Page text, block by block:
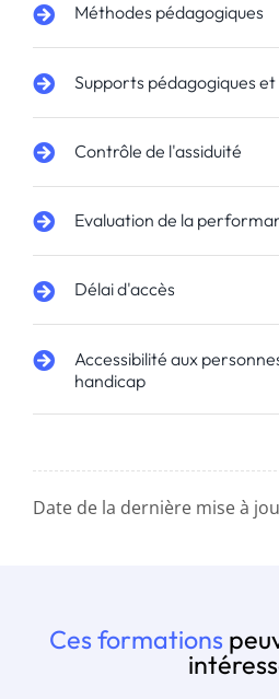
Méthodes pédagogiques
Supports pédagogiques
Contrôle de l'assiduité
Evaluation de la
Délai d'accès
Accessibilité aux
handicap
Date de la dernière mise à
Ces formations